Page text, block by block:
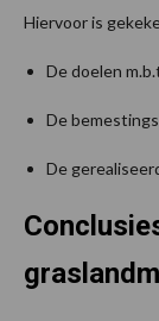
Hiervoor is
De doelen
De
De